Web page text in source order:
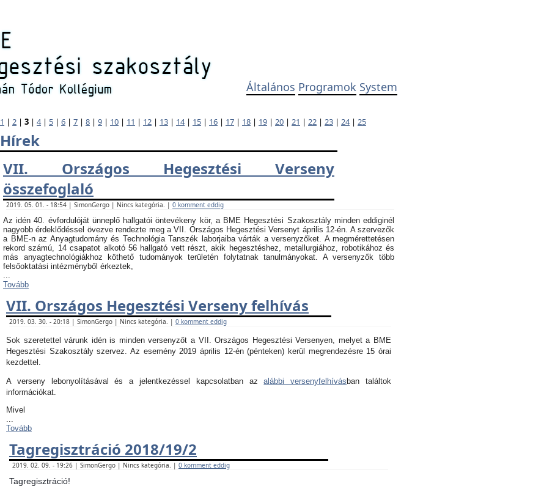
Általános Programok System
1 | 2 | 3 | 4| 5 | 6 | 7 | 8 | 9 | 10 | 11 | 12 | 13 | 14| 15 | 16 | 17 | 18 | 19 | 20 | 21 | 22 | 23 | 24| 25
Hírek
VII. Országos Hegesztési Verseny
összefoglaló
2019. 05. 01. - 18:54 | SimonGergo | Nincs kategória. | 0 komment eddig
Az idén 40. évfordulóját ünneplő hallgatói öntevékeny kör, a BME Hegesztési Szakosztály minden eddiginél
nagyobb érdeklődéssel övezve rendezte meg a VII. Országos Hegesztési Versenyt április 12-én. A szervezők
a BME-n az Anyagtudomány és Technológia Tanszék laborjaiba várták a versenyzőket. A megmérettetésen
rekord számú, 14 csapatot alkotó 56 hallgató vett részt, akik hegesztéshez, metallurgiához, robotikához és
más anyagtechnológiákhoz köthető tudományok területén folytatnak tanulmányokat. A versenyzők több
felsőoktatási intézményből érkeztek,
...
Tovább
VII. Országos Hegesztési Verseny felhívás
2019. 03. 30. - 20:18 | SimonGergo | Nincs kategória. | 0 komment eddig
Sok szeretettel várunk idén is minden versenyzőt a VII. Országos Hegesztési Versenyen, melyet a BME
Hegesztési Szakosztály szervez. Az esemény 2019 április 12-én (pénteken) kerül megrendezésre 15 órai
kezdettel.
A verseny lebonyolításával és a jelentkezéssel kapcsolatban azalábbi versenyfelhívás ban találtok
információkat.
Mivel
...
Tovább
Tagregisztráció 2018/19/2
2019. 02. 09. - 19:26 | SimonGergo | Nincs kategória. | 0 komment eddig
Tagregisztráció!